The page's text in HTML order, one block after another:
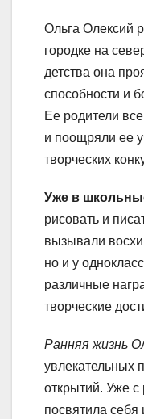
Ольга Олексий
городке на
детства она
способности и
Ее родители
и поощряли ее
творческих
Уже в
рисовать и
вызывали
но и у
различные
творческие
Ранняя жизнь
увлекательных
открытий. Уже с
посвятила себя